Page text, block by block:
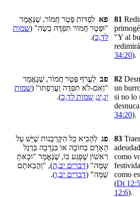
פא לִפְדּוֹת פֶּטֶר חֲמוֹר, שֶׁנֶּאֱמָר
"וּפֶטֶר חֲמוֹר תִּפְדֶּה בְשֶׂה" (שמות
לד,כ).
81
"Y al
34:20).
פב לַעֲרֹף פֶּטֶר חֲמוֹר, שֶׁנֶּאֱמָר
"וְאִם-לֹא תִפְדֶּה וַעֲרַפְתּוֹ" (שמות
יג,יג; שמות לד,כ).
82
un
si no lo
34:20).
פג לְהָבִיא כָּל הַקָּרְבָּנוֹת שֶׁיֵּשׁ עַל
הָאָדָם בְּחוֹבָה אוֹ בִּנְדָבָה בְּרֶגֶל
רִאשׁוֹן שֶׁפָּגַע בּוֹ, שֶׁנֶּאֱמָר "וּבָאתָ
שָּׁמָּה" (דברים יב,ה), "וַהֲבֵאתֶם
שָׁמָּה" (דברים יב,ו).
83
como
como
(Dt 12:5
12:6).